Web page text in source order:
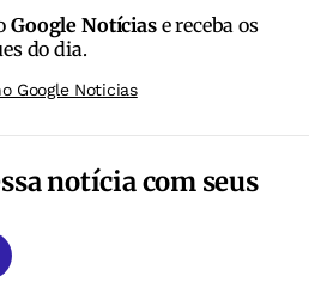
Google Notíciase receba os
do dia.
Google Noticias
notícia com seus